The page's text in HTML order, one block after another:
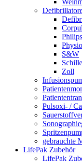
Philips
S&W
Zoll
Pulsoxi- /
gebrauchte
LifePak Zubehör
LifePak